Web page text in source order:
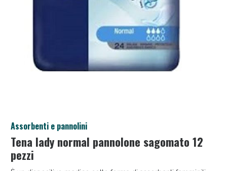
Assorbenti e pannolini
Tena lady normal pannolone sagomato 12
pezzi
Salini e Multivitaminici: oggi Sconto extra fino al